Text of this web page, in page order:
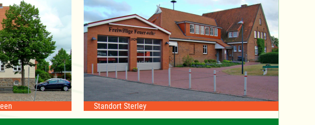
Standort Sterley